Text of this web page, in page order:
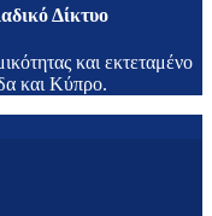
Δίκτυο
και εκτεταμένο
και Κύπρο.